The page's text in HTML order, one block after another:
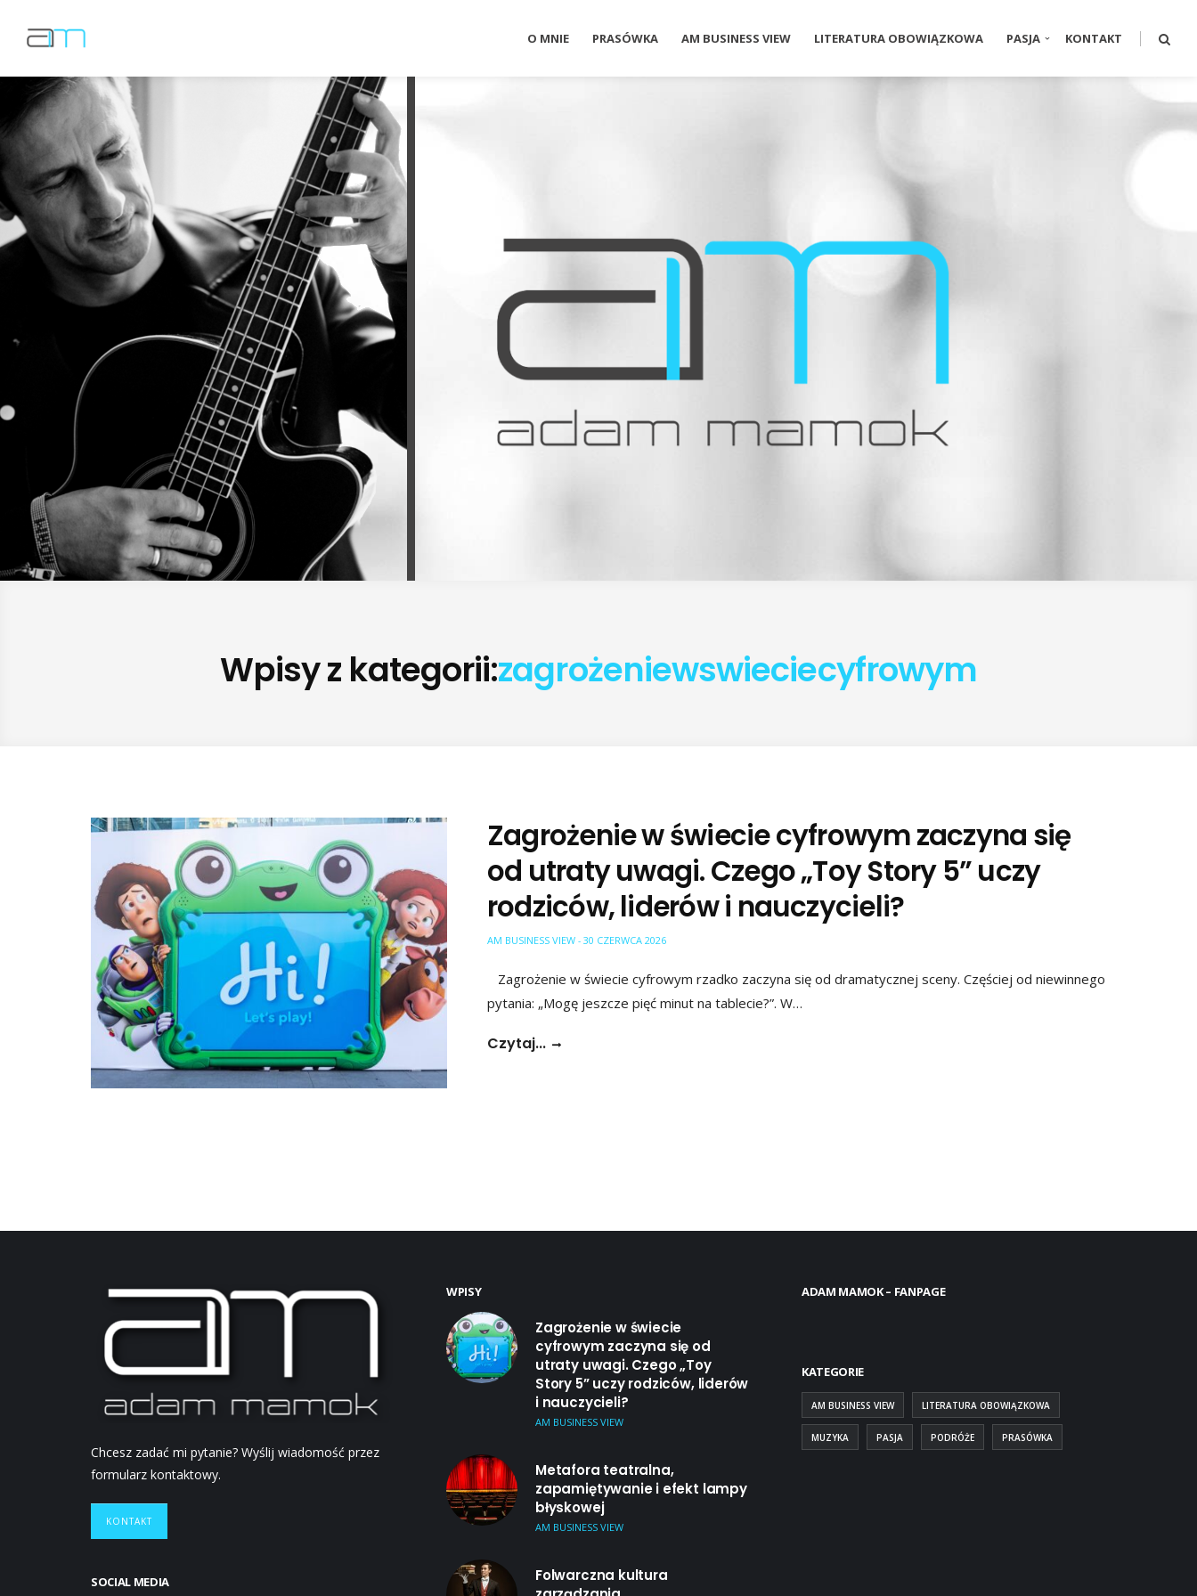
O MNIE PRASÓWKA AM BUSINESS VIEW LITERATURA OBOWIĄZKOWA PASJA KONTAKT
Wpisy z kategorii:zagrożeniewswieciecyfrowym
Zagrożenie w świecie cyfrowym zaczyna się
od utraty uwagi. Czego „Toy Story 5” uczy
rodziców, liderów i nauczycieli?
AM BUSINESS VIEW - 30 CZERWCA 2026
Zagrożenie w świecie cyfrowym rzadko zaczyna się od dramatycznej sceny. Częściej od niewinnego
pytania: „Mogę jeszcze pięć minut na tablecie?”. W…
Czytaj...
Chcesz zadać mi pytanie? Wyślij wiadomość przez
formularz kontaktowy.
KONTAKT
SOCIAL MEDIA
WPISY
Zagrożenie w świecie
cyfrowym zaczyna się od
utraty uwagi. Czego „Toy
Story 5” uczy rodziców, liderów
i nauczycieli?
AM BUSINESS VIEW
Metafora teatralna,
zapamiętywanie i efekt lampy
błyskowej
AM BUSINESS VIEW
Folwarczna kultura
ADAM MAMOK – FANPAGE
KATEGORIE
AM BUSINESS VIEW LITERATURA OBOWIĄZKOWA
MUZYKA PASJA PODRÓŻE PRASÓWKA